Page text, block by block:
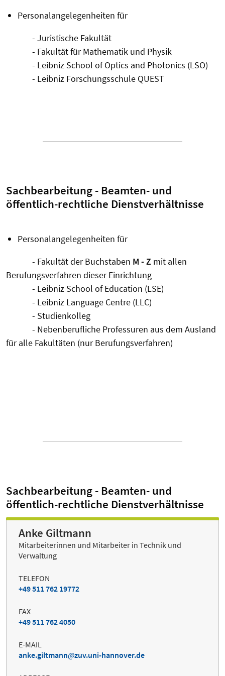
Personalangelegenheiten für
- Juristische Fakultät
- Fakultät für Mathematik und Physik
- Leibniz School of Optics and Photonics (LSO)
- Leibniz Forschungsschule QUEST
Sachbearbeitung - Beamten- und
öffentlich-rechtliche Dienstverhältnisse
Personalangelegenheiten für
- Fakultät der Buchstaben M - Z mit allen
Berufungsverfahren dieser Einrichtung
- Leibniz School of Education (LSE)
- Leibniz Language Centre (LLC)
- Studienkolleg
- Nebenberufliche Professuren aus dem Ausland
für alle Fakultäten (nur Berufungsverfahren)
Sachbearbeitung - Beamten- und
öffentlich-rechtliche Dienstverhältnisse
Anke Giltmann
Mitarbeiterinnen und Mitarbeiter in Technik und
Verwaltung
TELEFON
+49 511 762 19772
FAX
+49 511 762 4050
E-MAIL
anke.giltmann
zuv.uni-hannover.de